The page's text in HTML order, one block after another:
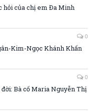
hỏi của chị em Đa Minh
0
Kim-Ngọc Khánh Khấn
0
Bà cố Maria Nguyễn Thị